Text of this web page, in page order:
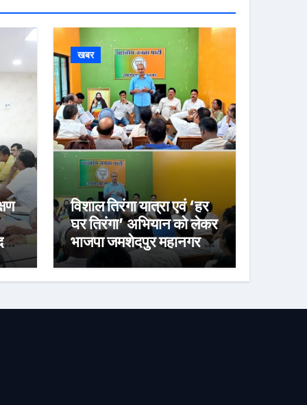
खबर
विशाल तिरंगा यात्रा एवं ‘हर
घर तिरंगा’ अभियान को लेकर
भाजपा जमशेदपुर महानगर की
तैयारियां हुई तेज, 9 अगस्त
को साकची नेताजी सुभाष
तिरंगा यात्रा